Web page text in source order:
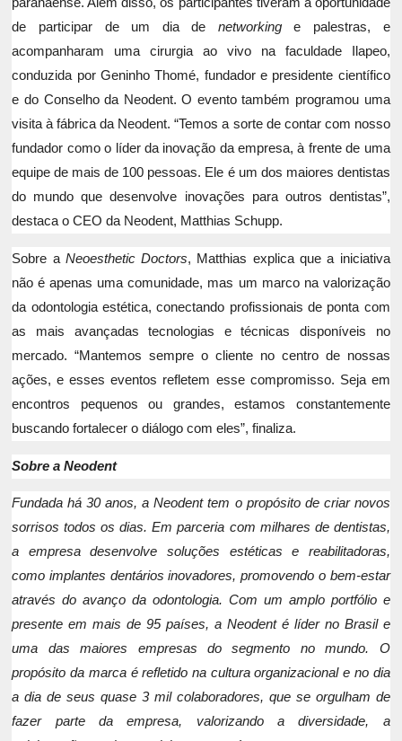
paranaense. Além disso, os participantes tiveram a oportunidade
de participar de um dia de networkinge palestras, e
acompanharam uma cirurgia ao vivo na faculdade Ilapeo,
conduzida por Geninho Thomé, fundador e presidente científico
e do Conselho da Neodent. O evento também programou uma
visita à fábrica da Neodent. “Temos a sorte de contar com nosso
fundador como o líder da inovação da empresa, à frente de uma
equipe de mais de 100 pessoas. Ele é um dos maiores dentistas
do mundo que desenvolve inovações para outros dentistas”,
destaca o CEO da Neodent, Matthias Schupp.
Sobre a Neoesthetic Doctors, Matthias explica que a iniciativa
não é apenas uma comunidade, mas um marco na valorização
da odontologia estética, conectando profissionais de ponta com
as mais avançadas tecnologias e técnicas disponíveis no
mercado. “Mantemos sempre o cliente no centro de nossas
ações, e esses eventos refletem esse compromisso. Seja em
encontros pequenos ou grandes, estamos constantemente
buscando fortalecer o diálogo com eles”, finaliza.
Sobre a Neodent
Fundada há 30 anos, a Neodent tem o propósito de criar novos
sorrisos todos os dias. Em parceria com milhares de dentistas,
a empresa desenvolve soluções estéticas e reabilitadoras,
como implantes dentários inovadores, promovendo o bem-estar
através do avanço da odontologia. Com um amplo portfólio e
presente em mais de 95 países, a Neodent é líder no Brasil e
uma das maiores empresas do segmento no mundo. O
propósito da marca é refletido na cultura organizacional e no dia
a dia de seus quase 3 mil colaboradores, que se orgulham de
fazer parte da empresa, valorizando a diversidade, a